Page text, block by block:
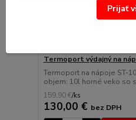
Termoport výdajný na
Termoport na nápoje ST-
objem: 10l horné veko so
159,90 €/ks
130,00 € bez DPH
Prijať